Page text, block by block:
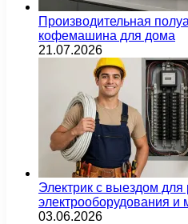
Производительная
кофемашина для дома
21.07.2026
Электрик с выездом для
электрооборудования и
03.06.2026